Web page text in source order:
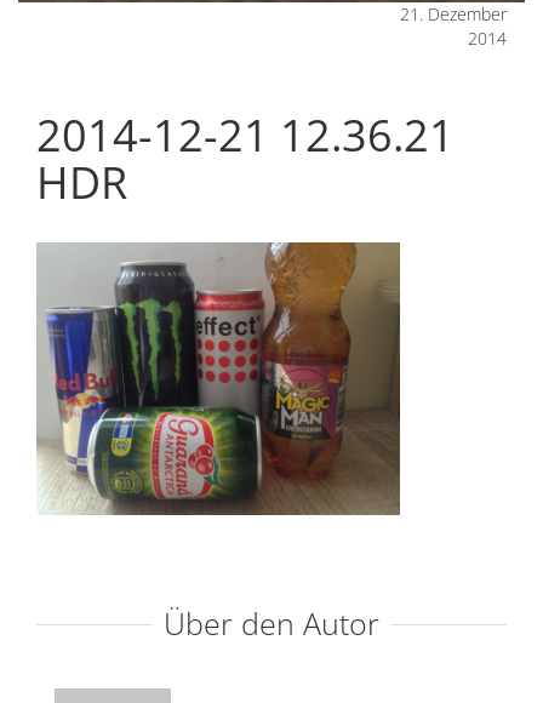
21. Dezember
2014
2014-12-21 12.36.21
HDR
Über den Autor